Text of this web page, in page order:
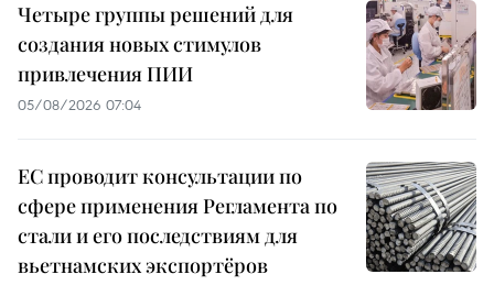
Четыре группы решений для
создания новых стимулов
привлечения ПИИ
05/08/2026 07:04
ЕС проводит консультации по
сфере применения Регламента по
стали и его последствиям для
вьетнамских экспортёров